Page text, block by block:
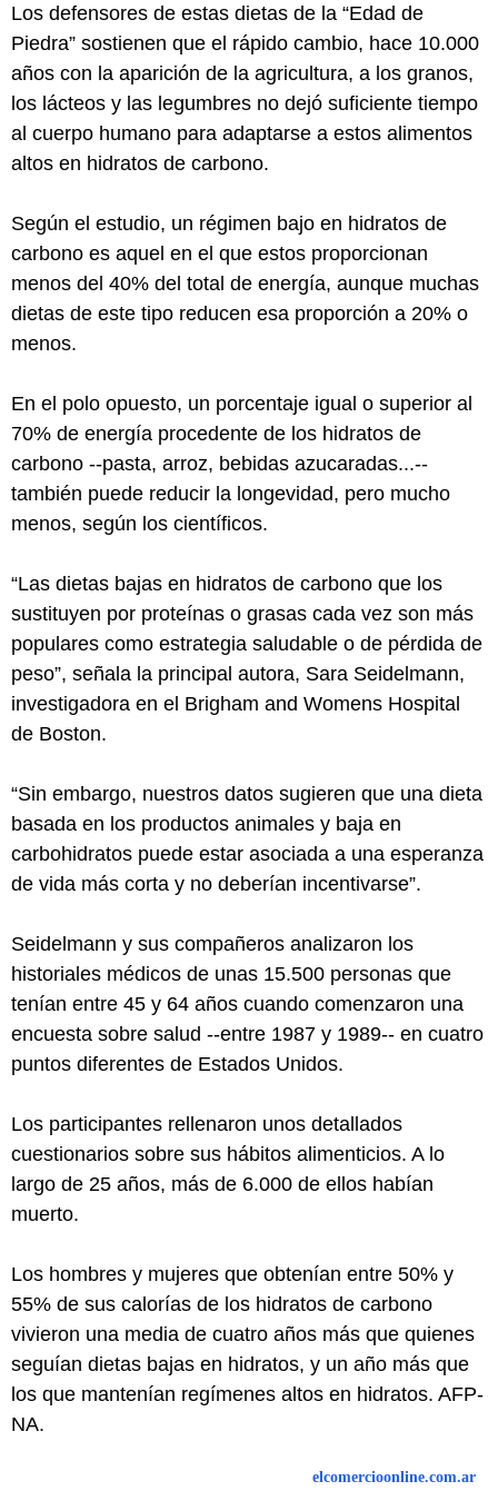
Los defensores de estas dietas de la “Edad de
Piedra” sostienen que el rápido cambio, hace 10.000
años con la aparición de la agricultura, a los granos,
los lácteos y las legumbres no dejó suficiente tiempo
al cuerpo humano para adaptarse a estos alimentos
altos en hidratos de carbono.
Según el estudio, un régimen bajo en hidratos de
carbono es aquel en el que estos proporcionan
menos del 40% del total de energía, aunque muchas
dietas de este tipo reducen esa proporción a 20% o
menos.
En el polo opuesto, un porcentaje igual o superior al
70% de energía procedente de los hidratos de
carbono --pasta, arroz, bebidas azucaradas...--
también puede reducir la longevidad, pero mucho
menos, según los científicos.
“Las dietas bajas en hidratos de carbono que los
sustituyen por proteínas o grasas cada vez son más
populares como estrategia saludable o de pérdida de
peso”, señala la principal autora, Sara Seidelmann,
investigadora en el Brigham and Womens Hospital
de Boston.
“Sin embargo, nuestros datos sugieren que una dieta
basada en los productos animales y baja en
carbohidratos puede estar asociada a una esperanza
de vida más corta y no deberían incentivarse”.
Seidelmann y sus compañeros analizaron los
historiales médicos de unas 15.500 personas que
tenían entre 45 y 64 años cuando comenzaron una
encuesta sobre salud --entre 1987 y 1989-- en cuatro
puntos diferentes de Estados Unidos.
Los participantes rellenaron unos detallados
cuestionarios sobre sus hábitos alimenticios. A lo
largo de 25 años, más de 6.000 de ellos habían
muerto.
Los hombres y mujeres que obtenían entre 50% y
55% de sus calorías de los hidratos de carbono
vivieron una media de cuatro años más que quienes
seguían dietas bajas en hidratos, y un año más que
los que mantenían regímenes altos en hidratos. AFP-
NA.
elcomercioonline.com.ar